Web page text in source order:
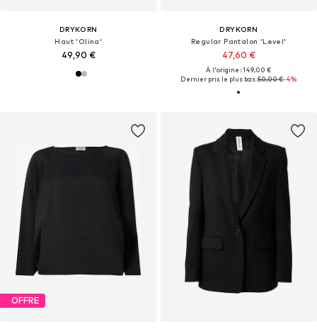
DRYKORN
Haut 'Olina'
49,90 €
DRYKORN
Regular Pantalon 'Level'
47,60 €
À l'origine : 149,00 €
Dernier prix le plus bas :50,00 €-4%
OFFRE